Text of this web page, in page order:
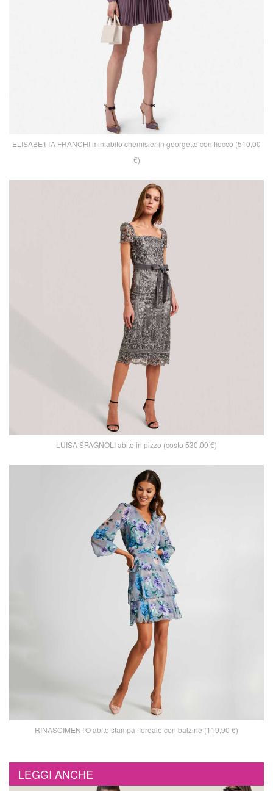
ELISABETTA FRANCHI miniabito chemisier in georgette con fiocco (510,00
€)
LUISA SPAGNOLI abito in pizzo (costo 530,00 €)
RINASCIMENTO abito stampa floreale con balzine (119,90 €)
LEGGI ANCHE